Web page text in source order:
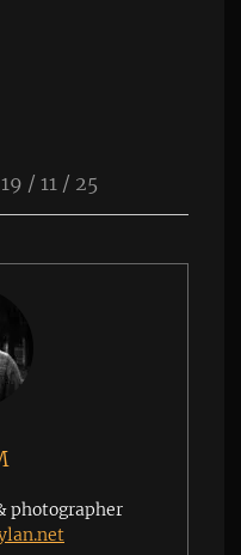
/ 11 / 25
photographer